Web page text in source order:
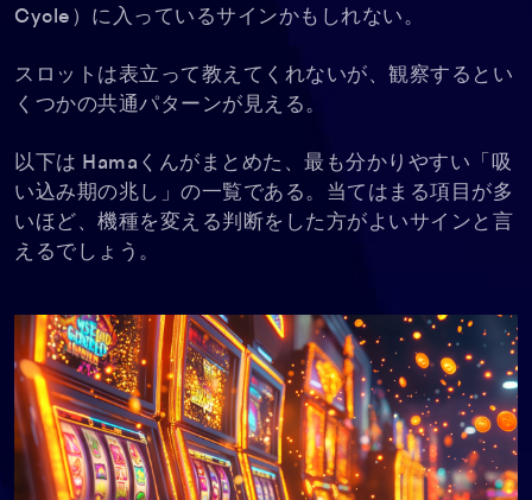
Cycle）に入っているサインかもしれない。
スロットは表立って教えてくれないが、観察するとい
くつかの共通パターンが見える。
以下は Hamaくんがまとめた、最も分かりやすい「吸
い込み期の兆し」の一覧である。当てはまる項目が多
いほど、機種を変える判断をした方がよいサインと言
えるでしょう。